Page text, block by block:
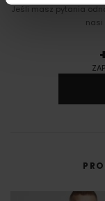
Jeśli masz pytania
nasi